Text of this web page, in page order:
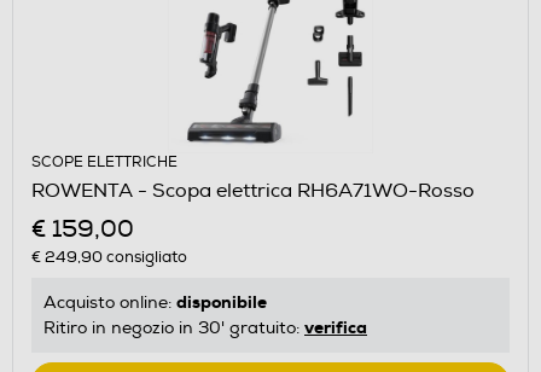
SCOPE ELETTRICHE
ROWENTA - Scopa elettrica RH6A71WO-Rosso
€ 159,00
€ 249,90consigliato
Acquisto online: disponibile
Ritiro in negozio in 30' gratuito: verifica